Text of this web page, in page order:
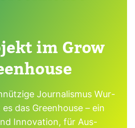
im Grow
Jour­na­lismus Wur­
das Green­house – ein
Inno­va­tion, für Aus­